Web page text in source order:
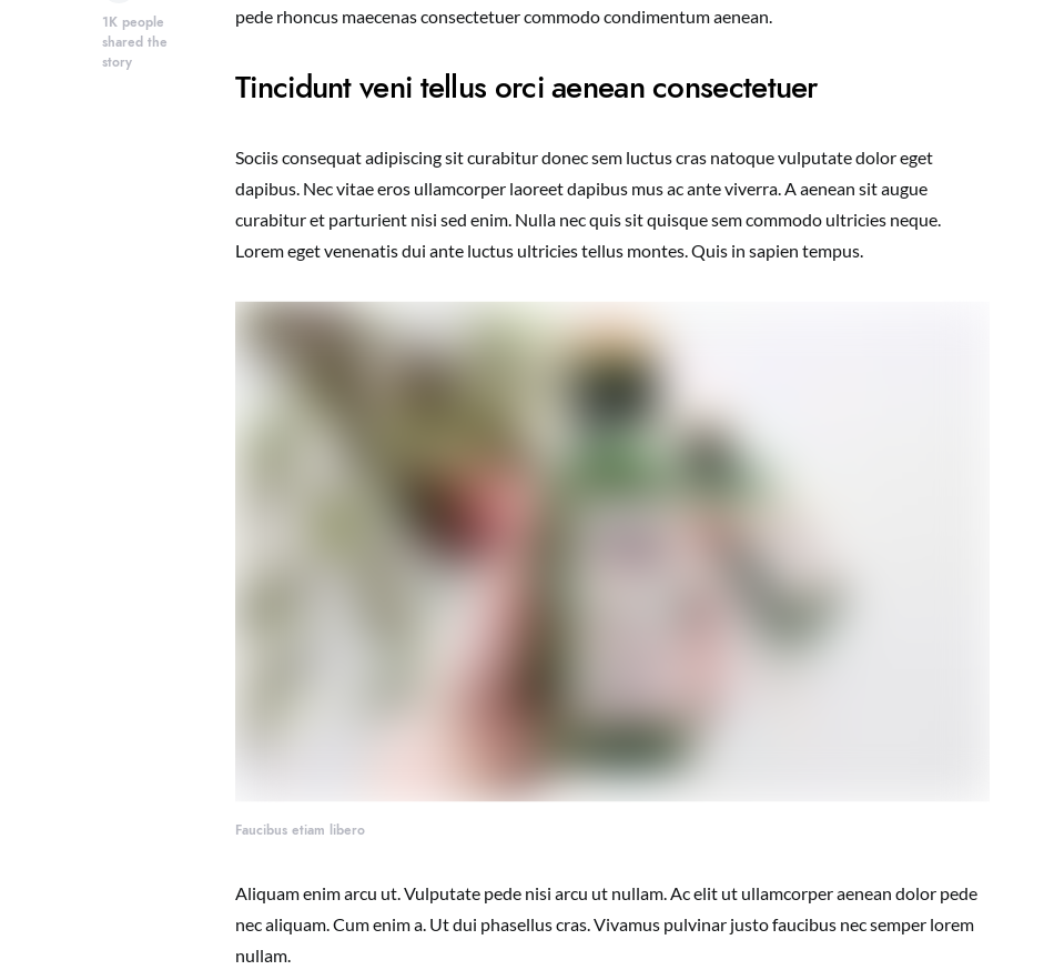
1K people
shared the
story
pede rhoncus maecenas consectetuer commodo condimentum aenean.
Tincidunt veni tellus orci aenean consectetuer
Sociis consequat adipiscing sit curabitur donec sem luctus cras natoque vulputate dolor eget
dapibus. Nec vitae eros ullamcorper laoreet dapibus mus ac ante viverra. A aenean sit augue
curabitur et parturient nisi sed enim. Nulla nec quis sit quisque sem commodo ultricies neque.
Lorem eget venenatis dui ante luctus ultricies tellus montes. Quis in sapien tempus.
Faucibus etiam libero
Aliquam enim arcu ut. Vulputate pede nisi arcu ut nullam. Ac elit ut ullamcorper aenean dolor pede
nec aliquam. Cum enim a. Ut dui phasellus cras. Vivamus pulvinar justo faucibus nec semper lorem
nullam.